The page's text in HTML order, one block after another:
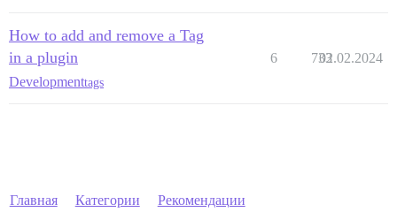
How to add and remove a Tag
in a plugin
Developmenttags
6 733
02.02.2024
Главная Категории Рекомендации